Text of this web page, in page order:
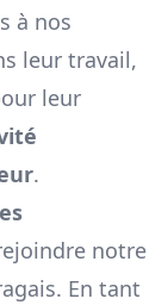
à nos
leur travail,
leur
.
notre
. En tant